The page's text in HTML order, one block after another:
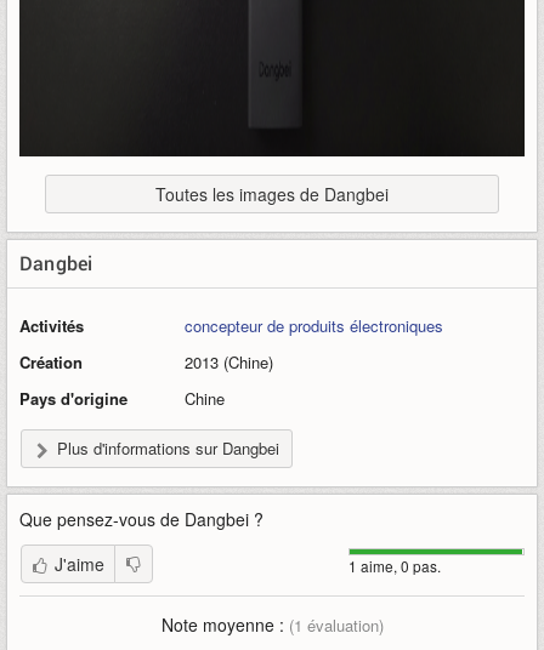
Toutes les images de Dangbei
Dangbei
Activités
concepteur de produits électroniques
Création
2013 (Chine)
Pays d'origine
Chine
Plus d'informations sur Dangbei
Que pensez-vous de Dangbei ?
1 aime, 0 pas.
J'aime
Note moyenne : (1 évaluation)